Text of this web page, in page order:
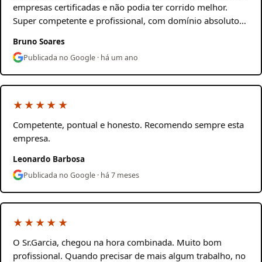
empresas certificadas e não podia ter corrido melhor.
Super competente e profissional, com domínio absoluto…
Bruno Soares
Publicada no Google · há um ano
★★★★★
Competente, pontual e honesto. Recomendo sempre esta
empresa.
Leonardo Barbosa
Publicada no Google · há 7 meses
★★★★★
O Sr.Garcia, chegou na hora combinada. Muito bom
profissional. Quando precisar de mais algum trabalho, no